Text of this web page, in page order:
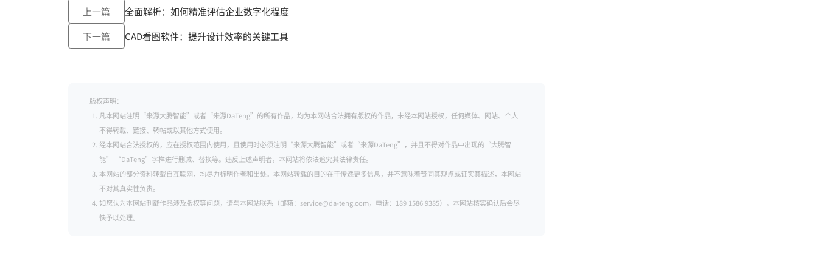
上一篇
全面解析：如何精准评估企业数字化程度
下一篇
CAD看图软件：提升设计效率的关键工具
版权声明：
凡本网站注明“来源大腾智能”或者“来源DaTeng”的所有作品，均为本网站合法拥有版权的作品，未经本网站授权，任何媒体、网站、个人
不得转载、链接、转帖或以其他方式使用。
经本网站合法授权的，应在授权范围内使用，且使用时必须注明“来源大腾智能”或者“来源DaTeng”，并且不得对作品中出现的“大腾智
能” “DaTeng”字样进行删减、替换等。违反上述声明者，本网站将依法追究其法律责任。
本网站的部分资料转载自互联网，均尽力标明作者和出处。本网站转载的目的在于传递更多信息，并不意味着赞同其观点或证实其描述，本网站
不对其真实性负责。
如您认为本网站刊载作品涉及版权等问题，请与本网站联系（邮箱：service@da-teng.com，电话：189 1586 9385），本网站核实确认后会尽
快予以处理。